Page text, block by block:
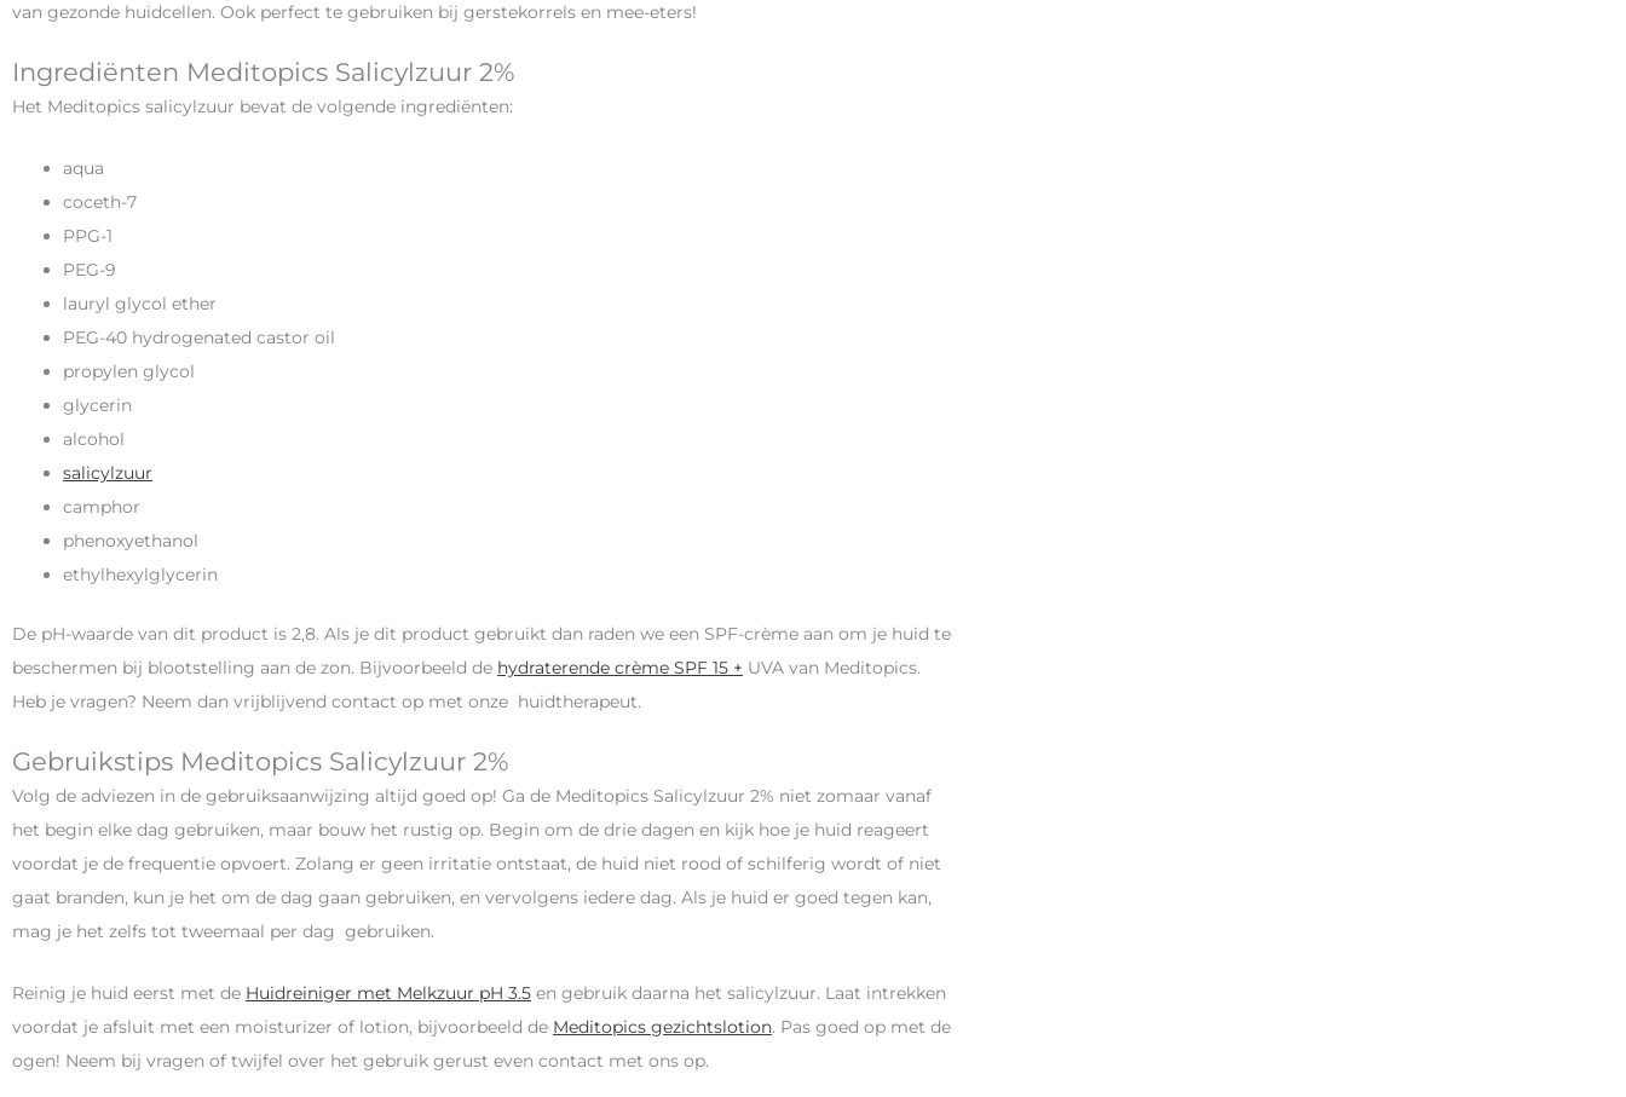
van gezonde huidcellen. Ook perfect te gebruiken bij gerstekorrels en mee-eters!
Ingrediënten Meditopics Salicylzuur 2%
Het Meditopics salicylzuur bevat de volgende ingrediënten:
aqua
coceth-7
PPG-1
PEG-9
lauryl glycol ether
PEG-40 hydrogenated castor oil
propylen glycol
glycerin
alcohol
salicylzuur
camphor
phenoxyethanol
ethylhexylglycerin
De pH-waarde van dit product is 2,8. Als je dit product gebruikt dan raden we een SPF-crème aan om je huid te
beschermen bij blootstelling aan de zon. Bijvoorbeeld de hydraterende crème SPF 15 + UVA van Meditopics.
Heb je vragen? Neem dan vrijblijvend contact op met onze huidtherapeut.
Gebruikstips Meditopics Salicylzuur 2%
Volg de adviezen in de gebruiksaanwijzing altijd goed op! Ga de Meditopics Salicylzuur 2% niet zomaar vanaf
het begin elke dag gebruiken, maar bouw het rustig op. Begin om de drie dagen en kijk hoe je huid reageert
voordat je de frequentie opvoert. Zolang er geen irritatie ontstaat, de huid niet rood of schilferig wordt of niet
gaat branden, kun je het om de dag gaan gebruiken, en vervolgens iedere dag. Als je huid er goed tegen kan,
mag je het zelfs tot tweemaal per dag gebruiken.
Reinig je huid eerst met de Huidreiniger met Melkzuur pH 3.5 en gebruik daarna het salicylzuur. Laat intrekken
voordat je afsluit met een moisturizer of lotion, bijvoorbeeld de Meditopics gezichtslotion. Pas goed op met de
ogen! Neem bij vragen of twijfel over het gebruik gerust even contact met ons op.